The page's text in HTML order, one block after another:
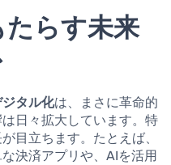
らす未来
ジタル化は、まさに革命的
日々拡大しています。特
目立ちます。たとえば、
決済アプリや、AIを活用